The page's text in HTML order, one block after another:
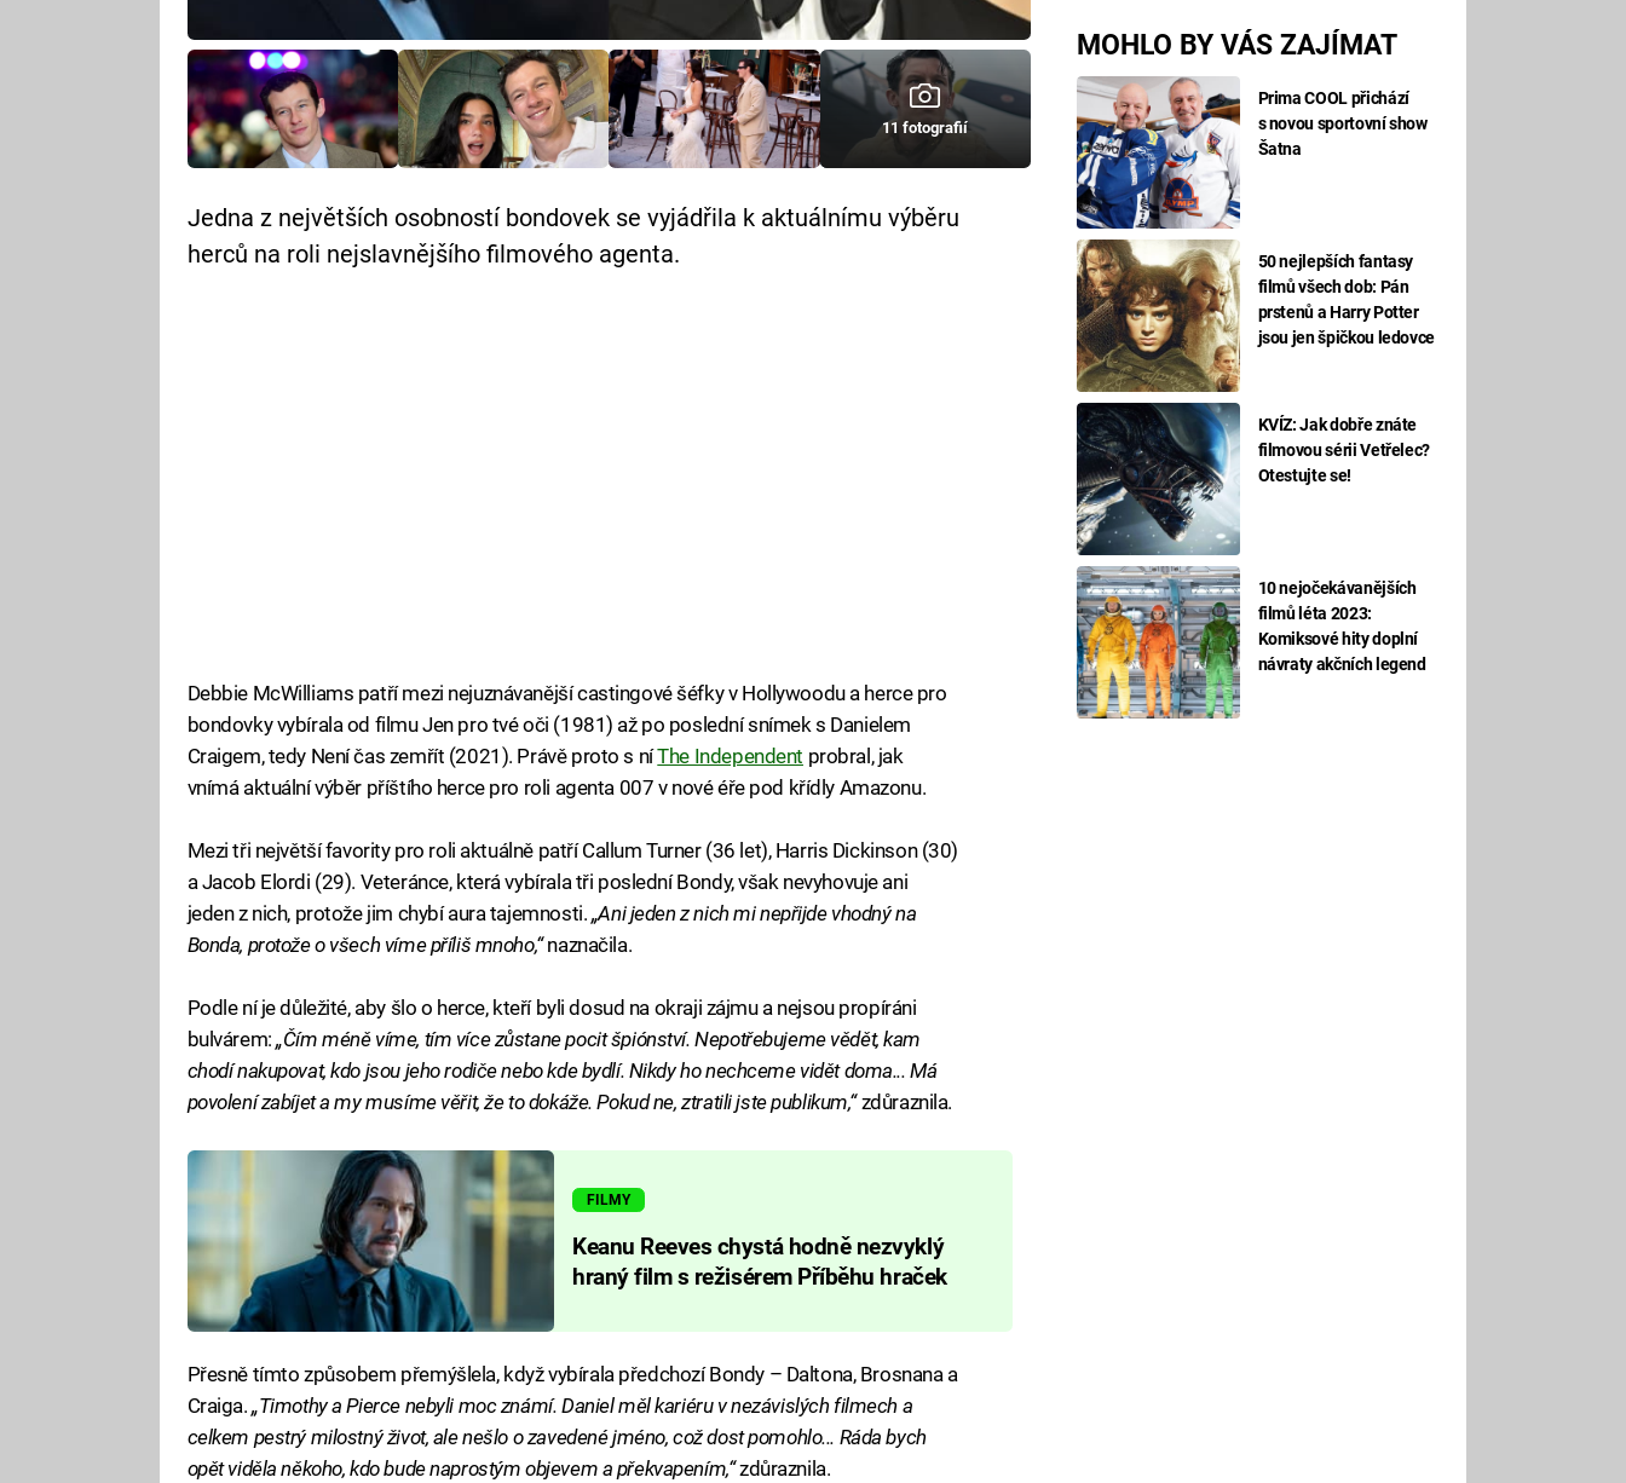
MOHLO BY VÁS ZAJÍMAT
Prima COOL přichází
s novou sportovní show
Šatna
50 nejlepších fantasy
filmů všech dob: Pán
prstenů a Harry Potter
jsou jen špičkou ledovce
KVÍZ: Jak dobře znáte
filmovou sérii Vetřelec?
Otestujte se!
10 nejočekávanějších
filmů léta 2023:
Komiksové hity doplní
návraty akčních legend
11 fotografií
Jedna z největších osobností bondovek se vyjádřila k aktuálnímu výběru
herců na roli nejslavnějšího filmového agenta.
Debbie McWilliams patří mezi nejuznávanější castingové šéfky v Hollywoodu a herce pro
bondovky vybírala od filmu Jen pro tvé oči (1981) až po poslední snímek s Danielem
Craigem, tedy Není čas zemřít (2021). Právě proto s níThe Independent probral, jak
vnímá aktuální výběr příštího herce pro roli agenta 007 v nové éře pod křídly Amazonu.
Mezi tři největší favority pro roli aktuálně patří Callum Turner (36 let), Harris Dickinson (30)
a Jacob Elordi (29). Veteránce, která vybírala tři poslední Bondy, však nevyhovuje ani
jeden z nich, protože jim chybí aura tajemnosti. „Ani jeden z nich mi nepřijde vhodný na
Bonda, protože o všech víme příliš mnoho,“naznačila.
Podle ní je důležité, aby šlo o herce, kteří byli dosud na okraji zájmu a nejsou propíráni
bulvárem:„Čím méně víme, tím více zůstane pocit špiónství. Nepotřebujeme vědět, kam
chodí nakupovat, kdo jsou jeho rodiče nebo kde bydlí. Nikdy ho nechceme vidět doma... Má
povolení zabíjet a my musíme věřit, že to dokáže. Pokud ne, ztratili jste publikum,“zdůraznila.
FILMY
Keanu Reeves chystá hodně nezvyklý
hraný film s režisérem Příběhu hraček
Přesně tímto způsobem přemýšlela, když vybírala předchozí Bondy – Daltona, Brosnana a
Craiga.„Timothy a Pierce nebyli moc známí. Daniel měl kariéru v nezávislých filmech a
celkem pestrý milostný život, ale nešlo o zavedené jméno, což dost pomohlo... Ráda bych
opět viděla někoho, kdo bude naprostým objevem a překvapením,“zdůraznila.